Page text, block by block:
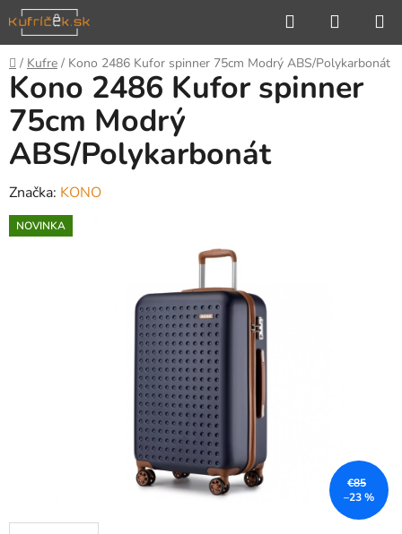
Prejsť
na
obsah
Hľadať
KOŠÍK
Domov
/ Kufre / Kono 2486 Kufor spinner 75cm Modrý ABS/Polykarbonát
Kono 2486 Kufor spinner
75cm Modrý
ABS/Polykarbonát
Značka: KONO
NOVINKA
€85
–23 %